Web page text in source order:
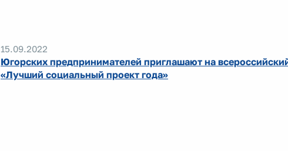
15.09.2022
Югорских предпринимателей приглашают на
«Лучший социальный проект года»